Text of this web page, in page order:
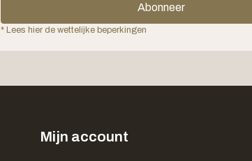
Abonneer
* Lees hier de wettelijke beperkingen
Mijn account